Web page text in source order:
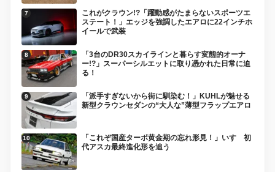
これがクラウン!?「躍動感がたまらないスポーツエ
ステート！」エッジを強調したエアロに22インチホ
イールで武装
「3台のDR30スカイラインと暮らす変態的オーナ
ー!?」スーパーシルエットに取り憑かれた日常に迫
る！
「派手すぎないから街に馴染む！」KUHLが魅せる
新型クラウンセダンの“大人な”薄型フラップエアロ
「これぞ国産ターボ黄金期の忘れ形見！」いすゞ初
代アスカ最終進化形を追う